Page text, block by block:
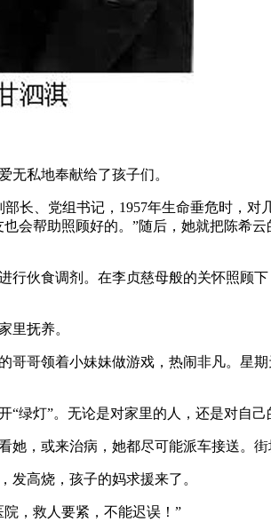
无私地奉献给了孩子们。
长、党组书记，1957年生命垂危时，
会帮助照顾好的。”随后，她就把陈希
伙食调剂。在李贞慈母般的关怀照顾
里抚养。
哥领着小妹妹做游戏，热闹非凡。星
绿灯”。无论是对家里的人，还是对自己
，或来治病，她都尽可能派车接送。
发高烧，孩子的妈求援来了。
，救人要紧，不能迟误！”